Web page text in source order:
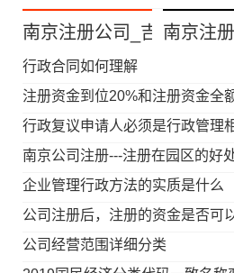
南京注册公司_吉客财务
南京注
行政合同如何理解
注册资金到位20%和注册资金全
什么区别呢?
行政复议申请人必须是行政管理
南京公司注册---注册在园区的好
企业管理行政方法的实质是什么
公司注册后，注册的资金是否可
周转
公司经营范围详细分类